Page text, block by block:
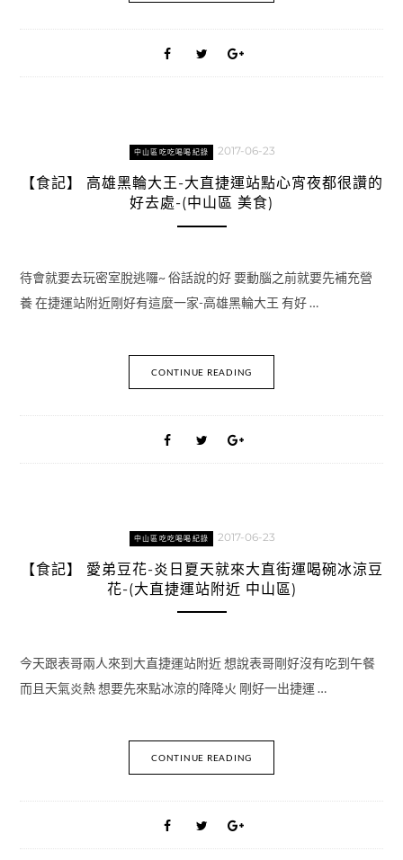
中山區吃吃喝喝紀錄 2017-06-23
【食記】 高雄黑輪大王-大直捷運站點心宵夜都很讚的
好去處-(中山區 美食)
待會就要去玩密室脫逃囉~ 俗話說的好 要動腦之前就要先補充營
養 在捷運站附近剛好有這麼一家-高雄黑輪大王 有好 …
CONTINUE READING
中山區吃吃喝喝紀錄 2017-06-23
【食記】 愛弟豆花-炎日夏天就來大直街運喝碗冰涼豆
花-(大直捷運站附近 中山區)
今天跟表哥兩人來到大直捷運站附近 想說表哥剛好沒有吃到午餐
而且天氣炎熱 想要先來點冰涼的降降火 剛好一出捷運 …
CONTINUE READING